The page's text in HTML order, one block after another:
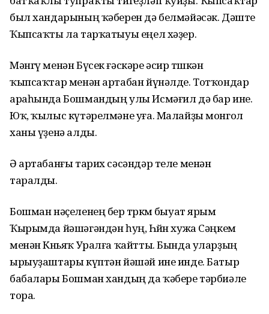
был хандарының ҡәберен дә белмәйәсәк. Дәште
Ҡыпсаҡты ла тарҡатыуы еңел хәҙер.
Мәнгү менән Бүсек ғәскәре әсир төшкән
ҡыпсаҡтар менән артабан йүнәлде. Тотҡондар
араһында Бошмандың улы Исмәғил дә бар ине.
Юҡ, ҡылыс күтәрелмәне уға. Малайҙы монгол
ханы үҙенә алды.
Ә артабанғы тарих сәсәндәр теле менән
таралды.
Бошман нәҫеленең бер төркөмө быуат ярым
Ҡырымда йәшәгәндән һуң, Һөйөн хужа Сәңкем
менән Көньяҡ Уралға ҡайтты. Бында уларҙың
ырыуҙаштары күптән йәшәй ине инде. Батыр
бабалары Бошман хандың да ҡәбере тәрбиәле
тора.